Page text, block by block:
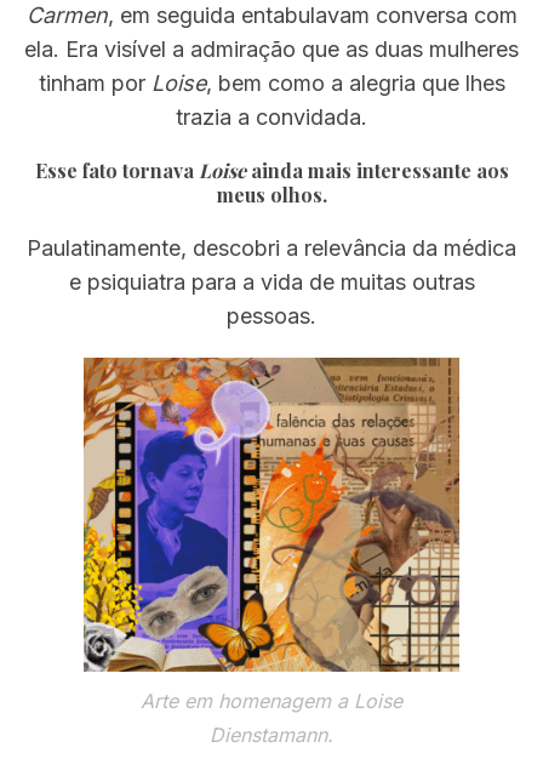
Carmen, em seguida entabulavam conversa com
ela. Era visível a admiração que as duas mulheres
tinham por Loise, bem como a alegria que lhes
trazia a convidada.
Esse fato tornava Loiseainda mais interessante aos
meus olhos.
Paulatinamente, descobri a relevância da médica
e psiquiatra para a vida de muitas outras
pessoas.
Arte em homenagem a Loise
Dienstamann.